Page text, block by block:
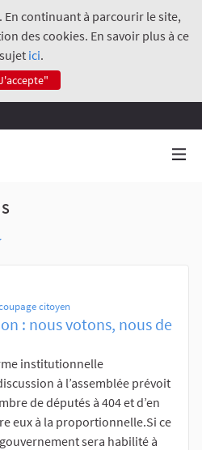
En continuant à parcourir le site,
des cookies. En savoir plus à ce
sujet ici.
citoyen
: nous votons, nous de
institutionnelle
à l’assemblée prévoit
de députés à 404 et d’en
eux à la proportionnelle.Si ce
sera habilité à